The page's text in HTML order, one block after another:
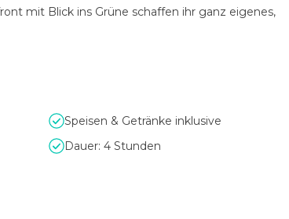
mit Blick ins Grüne schaffen ihr ganz eigenes,
Speisen & Getränke inklusive
Dauer: 4 Stunden